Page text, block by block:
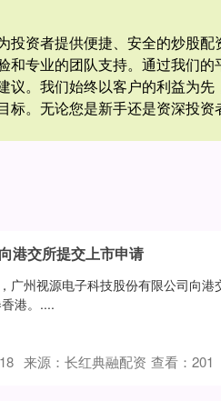
资者提供便捷、安全的炒股
专业的团队支持。通过我们
。我们始终以客户的利益为
。无论您是新手还是资深投
港交所提交上市申请
广州视源电子科技股份有限公司向港
港。....
来源：长红典融配资 查看： 201